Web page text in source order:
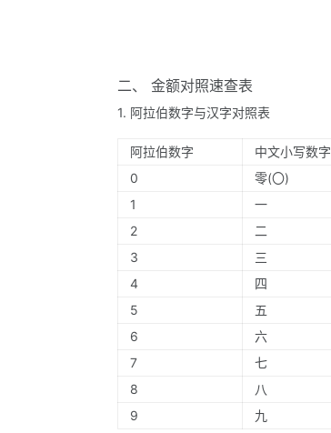
二、 金额对照速查表
1. 阿拉伯数字与汉字对照表
阿拉伯数字 中文小写数字
0
零(〇)
1
一
2
二
3
三
4
四
5
五
6
六
7
七
8
八
9
九